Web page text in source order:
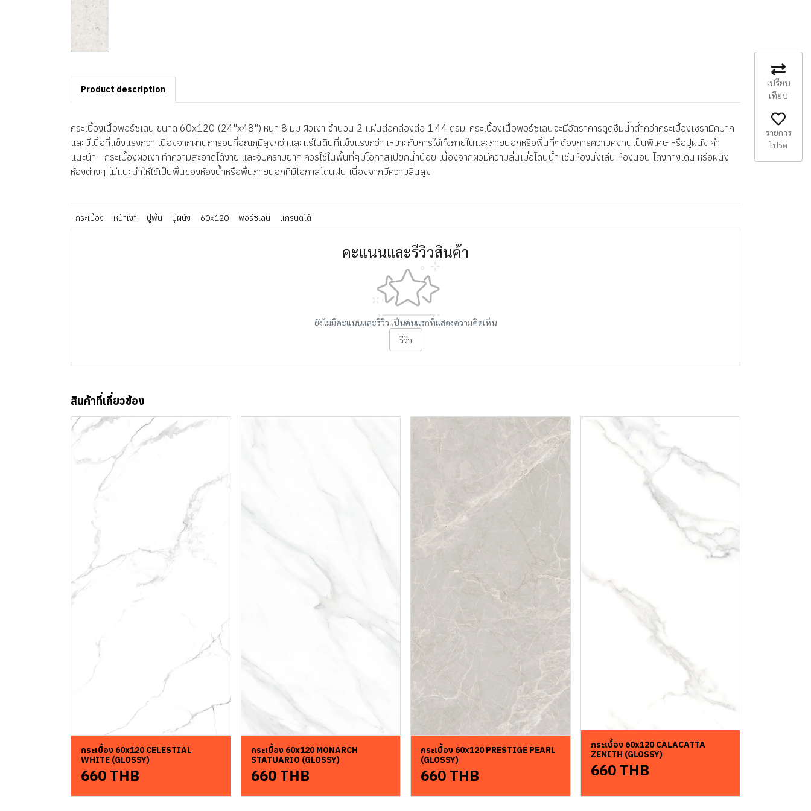
Product description
กระเบื้องเนื้อพอร์ซเลน ขนาด 60x120 (24"x48") หนา 8 มม ผิวเงา จำนวน 2 แผ่นต่อกล่องต่อ 1.44 ตรม. กระเบื้องเนื้อพอร์ซเลนจะมีอัตราการดูดซึมน้ำต่ำกว่ากระเบื้องเซรามิคมาก
และมีเนื้อที่แข็งแรงกว่า เนื่องจากผ่านการอบที่อุณภูมิสูงกว่าและแร่ในดินที่แข็งแรงกว่า เหมาะกับการใช้ทั้งภายในและภายนอกหรือพื้นที่ๆต้่องการความคงทนเป็นพิเศษ หรือปูผนัง คำ
แนะนำ - กระเบื้องผิวเงา ทำความสะอาดได้ง่าย และจับคราบยาก ควรใช้ในพื้นที่ๆมีโอกาสเปียกน้ำน้อย เนื้องจากผิวมีความลื่นเมื่อโดนน้ำ เช่นห้องนั่งเล่น ห้องนอน โถงทางเดิน หรือผนัง
ห้องต่างๆ ไม่แนะนำให้ใช้เป็นพื้นของห้องน้ำหรือพื้นภายนอกที่มีโอกาสโดนฝน เนื่องจากมีความลื่นสูง
กระเบื้อง หน้าเงา ปูพื้น ปูผนัง 60x120 พอร์ซเลน แกรนิตโต้
คะแนนและรีวิวสินค้า
ยังไม่มีคะแนนและรีวิว เป็นคนแรกที่แสดงความคิดเห็น
รีวิว
สินค้าที่เกี่ยวข้อง
กระเบื้อง 60x120 CELESTIAL
WHITE (GLOSSY)
660 THB
กระเบื้อง 60x120 MONARCH
STATUARIO (GLOSSY)
660 THB
กระเบื้อง 60x120 PRESTIGE PEARL
(GLOSSY)
660 THB
กระเบื้อง 60x120 CALACATTA
ZENITH (GLOSSY)
660 THB
เปรียบ
เทียบ
รายการ
โปรด